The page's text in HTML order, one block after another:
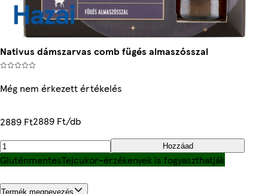
Nativus dámszarvas comb fügés almaszósszal
Még nem érkezett értékelés
2889 Ft2889 Ft/db
Hozzáad
GluténmentesTejcukor-érzékenyek is fogyaszthatják
Termék megnevezés